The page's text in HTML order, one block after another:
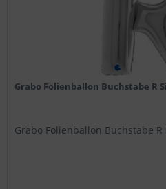
Grabo Folienballon Buchstabe R
Grabo Folienballon Buchstabe